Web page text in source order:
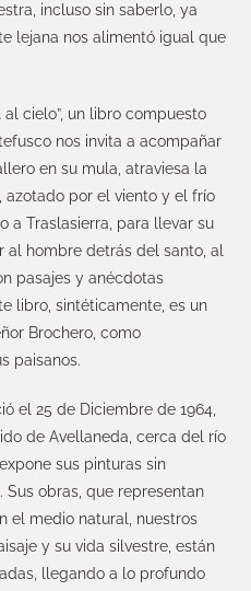
incluso sin saberlo, ya
lejana nos alimentó igual que
al cielo”, un libro compuesto
nos invita a acompañar
en su mula, atraviesa la
por el viento y el frío
a Traslasierra, para llevar su
al hombre detrás del santo, al
pasajes y anécdotas
libro, sintéticamente, es un
Brochero, como
paisanos.
el 25 de Diciembre de 1964,
de Avellaneda, cerca del río
sus pinturas sin
obras, que representan
el medio natural, nuestros
y su vida silvestre, están
llegando a lo profundo